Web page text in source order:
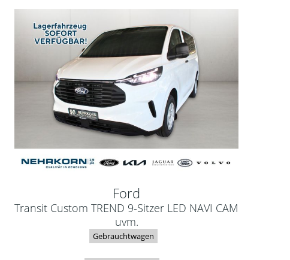
Ford
Transit Custom TREND 9-Sitzer LED NAVI CAM
uvm.
Gebrauchtwagen